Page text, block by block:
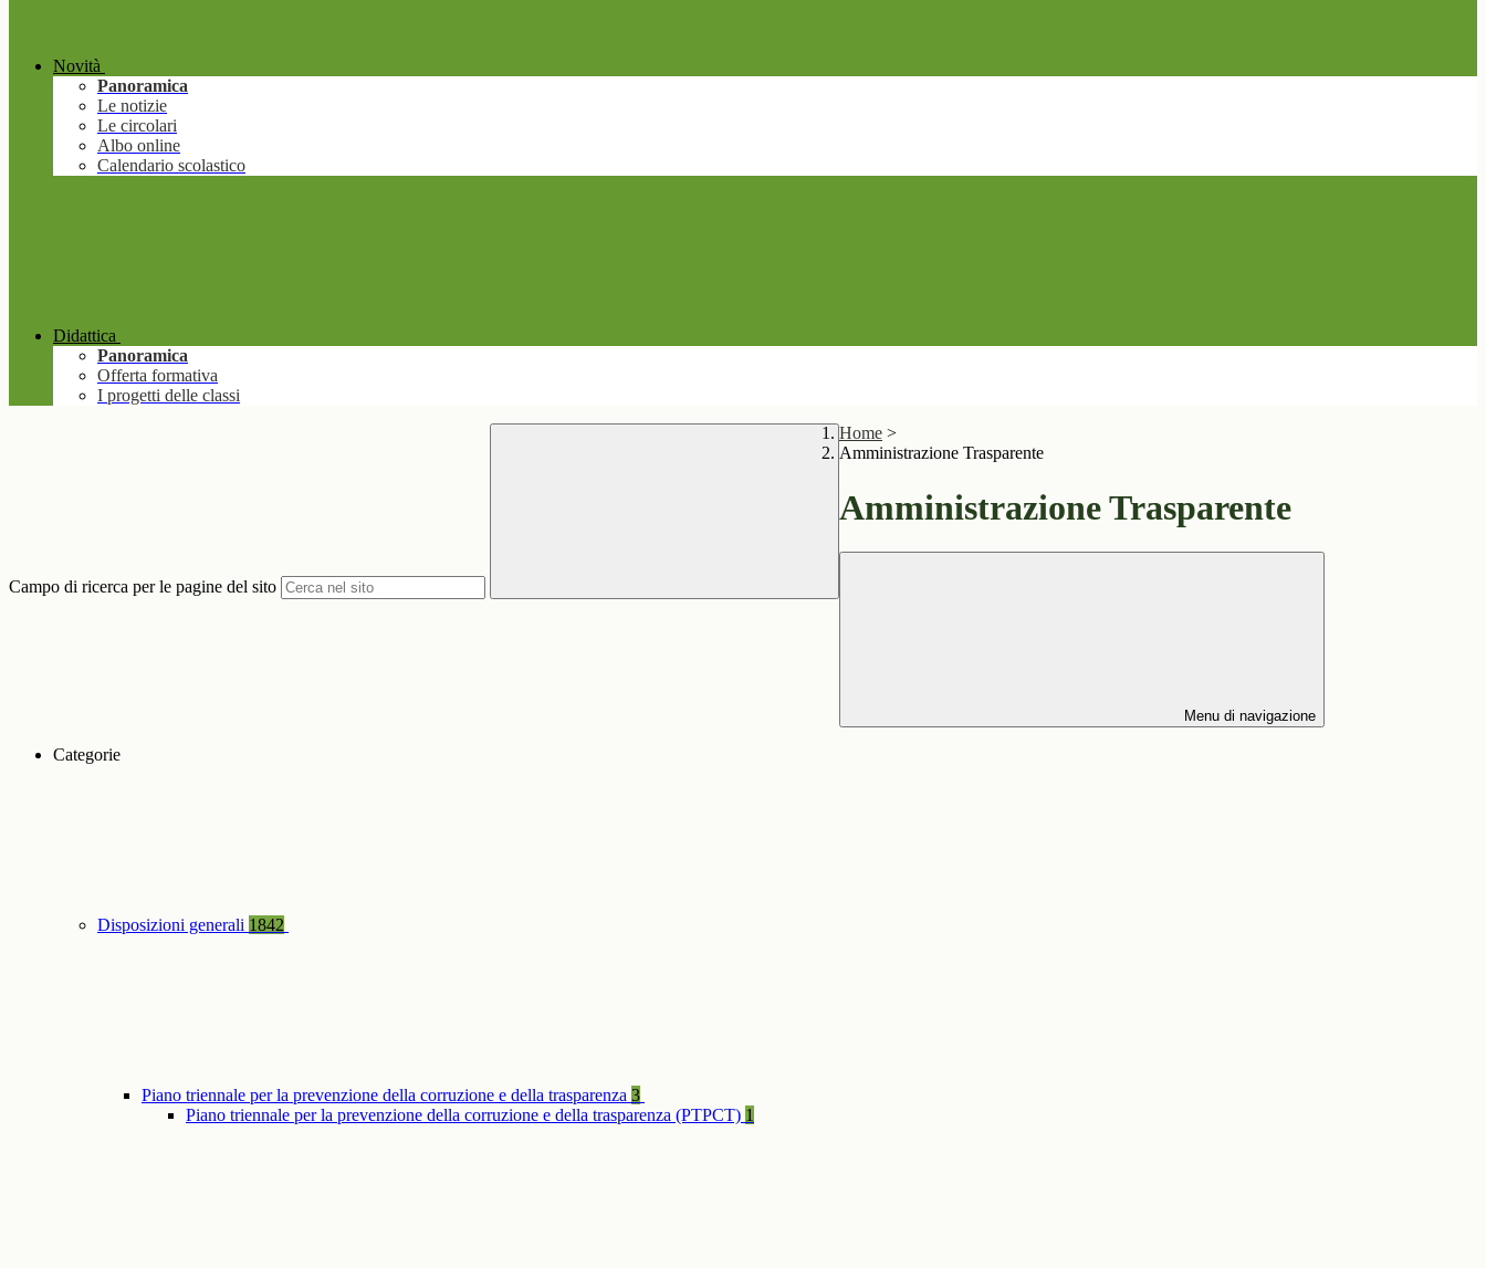
Novità
Panoramica
Le notizie
Le circolari
Albo online
Calendario scolastico
Didattica
Panoramica
Offerta formativa
I progetti delle classi
Campo di ricerca per le pagine del sito
Home >
Amministrazione Trasparente
Amministrazione Trasparente
Menu di navigazione
Categorie
Disposizioni generali 1842
Piano triennale per la prevenzione della corruzione e della trasparenza 3
Piano triennale per la prevenzione della corruzione e della trasparenza (PTPCT) 1